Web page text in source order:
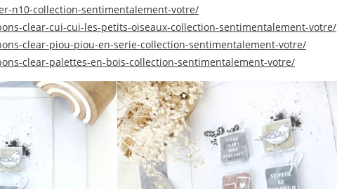
n10-collection-sentimentalement-votre/
clear-cui-cui-les-petits-oiseaux-collection-sentimentalement-votre/
clear-piou-piou-en-serie-collection-sentimentalement-votre/
clear-palettes-en-bois-collection-sentimentalement-votre/